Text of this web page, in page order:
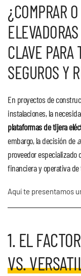
¿COMPRAR
CLAVE PARA
SEGUROS Y
En proyectos de
instalaciones, la
plataformas de tijera
embargo, la decisión de
proveedor especializado
financiera y operativa
Aquí te presentamos
1. EL
VS.